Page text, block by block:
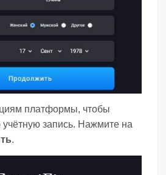
платформы, чтобы
учётную запись. Нажмите на
.